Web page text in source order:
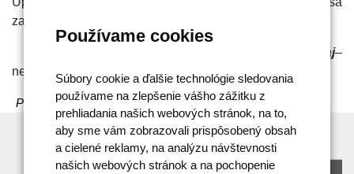
za platformu
MNO + ministerstvo + samosprávny kraj–
nepovažuje sa za platformu
Pomohla Vám táto odpoveď? Áno / Nie
Používame cookies
Súbory cookie a ďalšie technológie sledovania
používame na zlepšenie vášho zážitku z
prehliadania našich webových stránok, na to,
aby sme vám zobrazovali prispôsobený obsah
a cielené reklamy, na analýzu návštevnosti
našich webových stránok a na pochopenie